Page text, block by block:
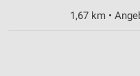
1,67 km •